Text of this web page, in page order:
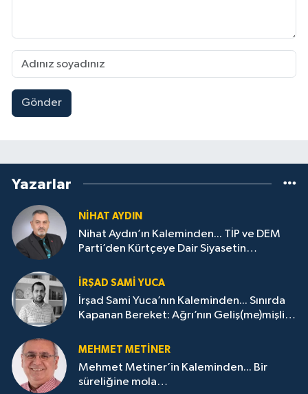
Gönder
Yazarlar
NIHAT AYDIN
Nihat Aydın’ın Kaleminden... TİP ve DEM
Parti’den Kürtçeye Dair Siyasetin
İRŞAD SAMI YUCA
İrşad Sami Yuca’nın Kaleminden... Sınırda
Kapanan Bereket: Ağrı’nın Geliş(me)mişliği
MEHMET METINER
Mehmet Metiner’in Kaleminden... Bir
süreliğine mola…